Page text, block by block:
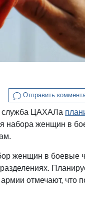
Отправить
служба ЦАХАЛа
набора женщин в
женщин в боевые
отмечают,